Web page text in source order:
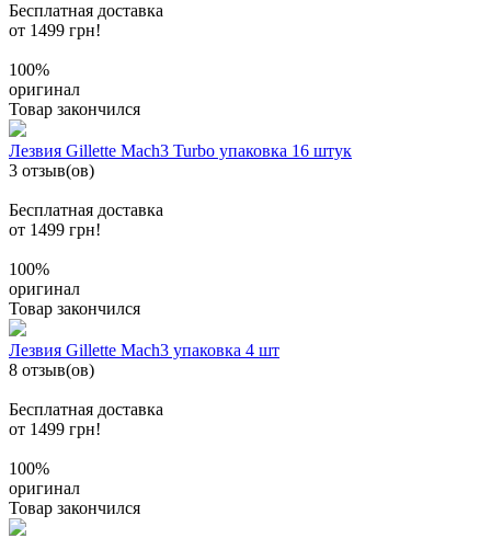
Бесплатная доставка
от 1499 грн!
100%
оригинал
Товар закончился
Лезвия Gillette Mach3 Turbo упаковка 16 штук
3 отзыв(ов)
Бесплатная доставка
от 1499 грн!
100%
оригинал
Товар закончился
Лезвия Gillette Mach3 упаковка 4 шт
8 отзыв(ов)
Бесплатная доставка
от 1499 грн!
100%
оригинал
Товар закончился